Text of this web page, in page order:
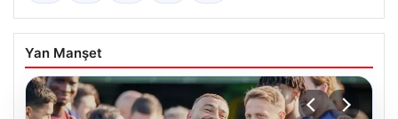
Yan Manşet